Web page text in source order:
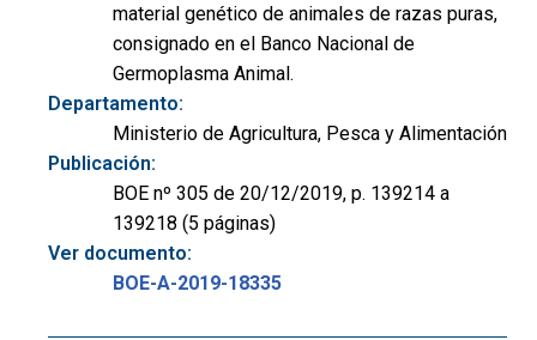
material genético de animales de razas puras,
consignado en el Banco Nacional de
Germoplasma Animal.
Departamento:
Ministerio de Agricultura, Pesca y Alimentación
Publicación:
BOE nº 305 de 20/12/2019, p. 139214 a
139218 (5 páginas)
Ver documento:
BOE-A-2019-18335